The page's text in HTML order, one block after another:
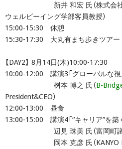
新井 和宏 氏（株式会社
ウェルビーイング学部客員教授）
15:00-15:30 休憩
15:30-17:30 大丸有まち歩きツアー
【DAY2】 8月14日(木)10:00-17:30
10:00-12:00 講演3「グローバルな視
桝本 博之 氏（B-
President&CEO）
12:00-13:00 昼食
13:00-15:00 講演4「“キャリア”を築
辺見 珠美 氏（富岡町議会
岡本 克彦 氏（KANYO